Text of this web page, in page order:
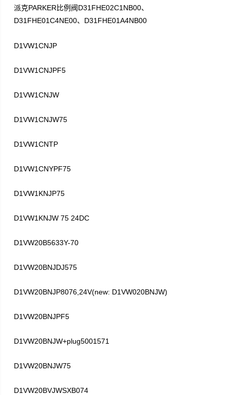
派克PARKER 比例阀 D31FHE02C1NB00、
D31FHE01C4NE00、 D31FHE01A4NB00
D1VW1CNJP
D1VW1CNJPF5
D1VW1CNJW
D1VW1CNJW75
D1VW1CNTP
D1VW1CNYPF75
D1VW1KNJP75
D1VW1KNJW 75 24DC
D1VW20B5633Y-70
D1VW20BNJDJ575
D1VW20BNJP8076,24V(new: D1VW020BNJW)
D1VW20BNJPF5
D1VW20BNJW+plug5001571
D1VW20BNJW75
D1VW20BVJWSXB074